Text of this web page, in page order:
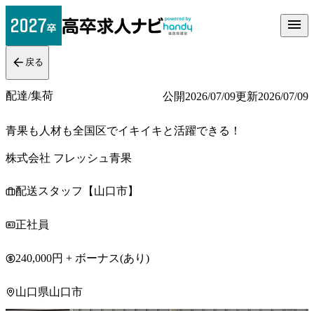
戻る
配達/集荷 公開2026/07/09更新2026/07/09
青果も人材も全国区でイキイキと活躍できる！
株式会社 フレッシュ青果
配送スタッフ【山口市】
正社員
240,000円 + ボーナス(あり)
山口県山口市